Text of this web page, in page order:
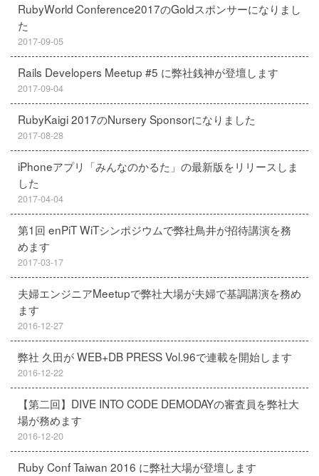
RubyWorld Conference2017のGoldスポンサーになりまし
た
2017-09-05
Rails Developers Meetup #5 に弊社銭神が登壇します
2017-09-04
RubyKaigi 2017のNursery Sponsorになりました
2017-08-28
iPhoneアプリ「みんなのかるた」の最新版をリリースしま
した
2017-04-04
第1回 enPiT WiTシンポジウムで弊社鳥井が招待講演を務
めます
2017-03-17
夫婦エンジニアMeetupで弊社大場が夫婦で基調講演を務め
ます
2016-12-27
弊社 久田が WEB+DB PRESS Vol.96で連載を開始します
2016-12-22
【第二回】DIVE INTO CODE DEMODAYの審査員を弊社大
場が務めます
2016-12-20
Ruby Conf Taiwan 2016 に弊社大場が登壇します